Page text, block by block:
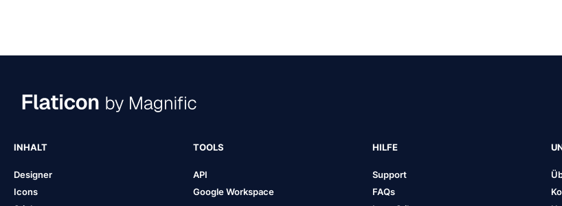
INHALT
Designer
Icons
TOOLS
API
Google Workspace
HILFE
Support
FAQs